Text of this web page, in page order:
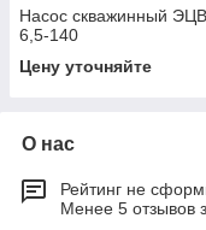
Насос скважинный
6,5-140
Цену уточняйте
О нас
Рейтинг не
Менее 5 отзывов